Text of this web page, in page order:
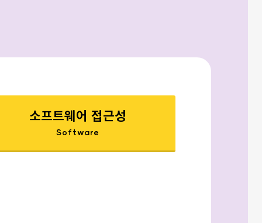
소프트웨어 접근성
Software